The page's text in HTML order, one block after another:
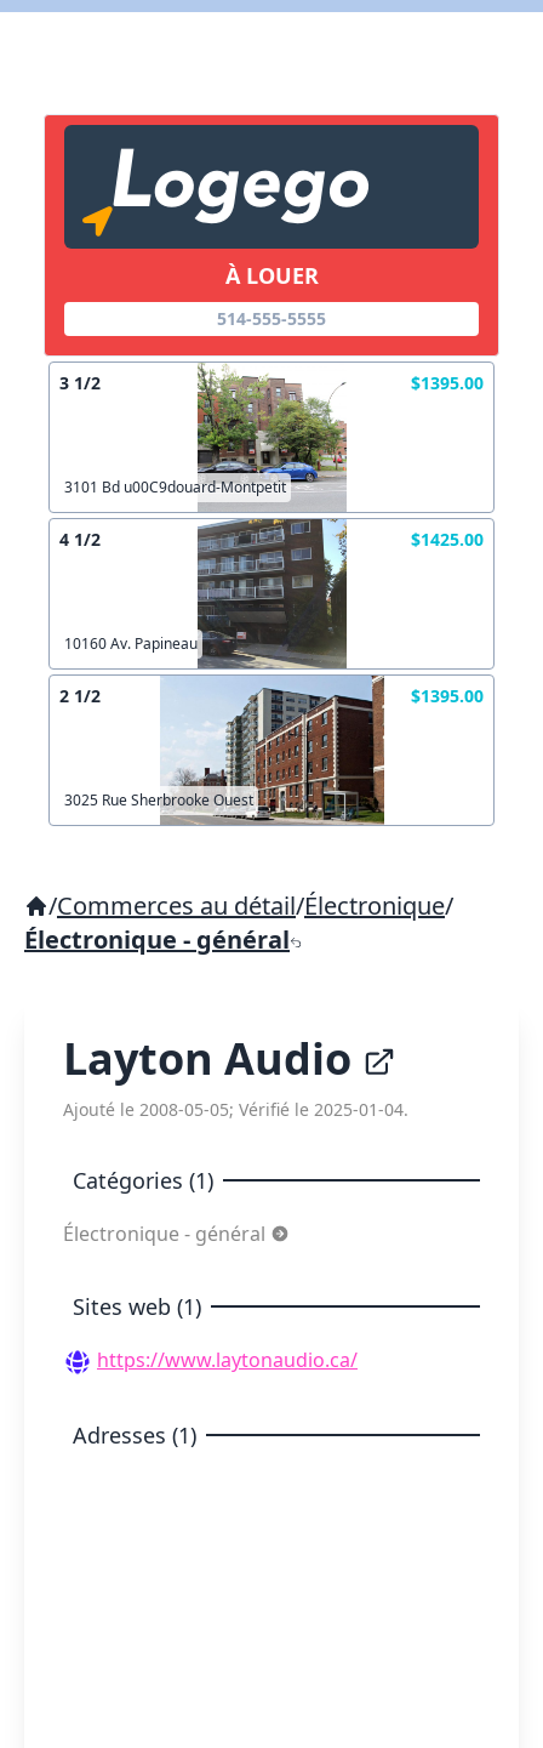
À LOUER
514-555-5555
3 1/2 $1395.00
3101 Bd u00C9douard-Montpetit
4 1/2 $1425.00
10160 Av. Papineau
2 1/2 $1395.00
3025 Rue Sherbrooke Ouest
/Commerces au détail/Électronique/
Électronique - général
Layton Audio
Ajouté le 2008-05-05; Vérifié le 2025-01-04.
Catégories (1)
Électronique - général
Sites web (1)
https://www.laytonaudio.ca/
Adresses (1)
Copier lien
X Fermer Envoyez